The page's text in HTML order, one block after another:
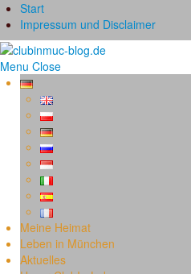
Start
Impressum und Disclaimer
Menu Close
Meine Heimat
Leben in München
Aktuelles